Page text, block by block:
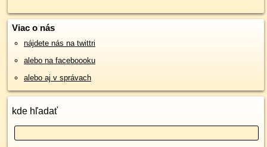
Viac o nás
nájdete nás na twittri
alebo na faceboooku
alebo aj v správach
kde hľadať